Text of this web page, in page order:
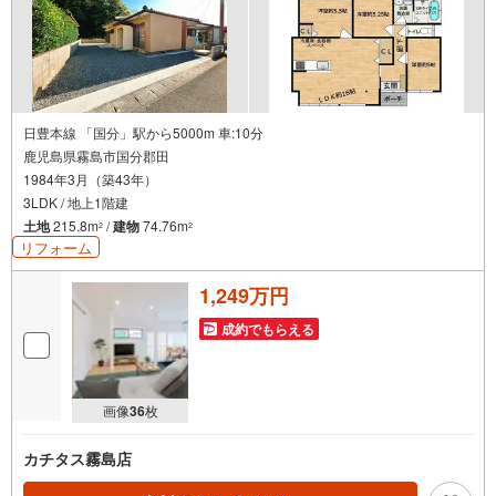
日豊本線 「国分」駅から5000m 車:10分
鹿児島県霧島市国分郡田
1984年3月（築43年）
3LDK / 地上1階建
土地215.8m2 /建物74.76m2
リフォーム
画像36枚
1,249万円
成約でもらえる
カチタス霧島店